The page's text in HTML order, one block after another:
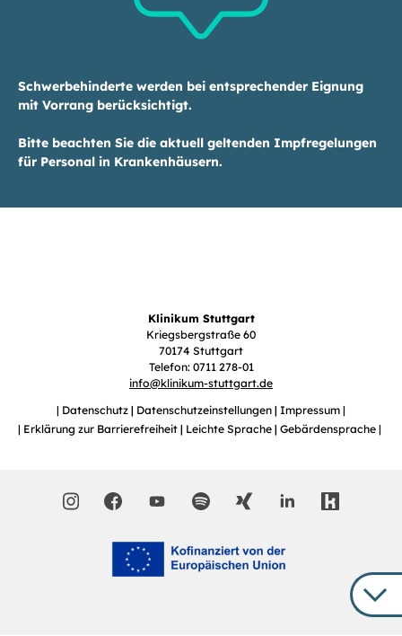
Schwerbehinderte werden bei entsprechender Eignung
mit Vorrang berücksichtigt.
Bitte beachten Sie die aktuell geltenden Impfregelungen
für Personal in Krankenhäusern.
Klinikum Stuttgart
Kriegsbergstraße 60
70174 Stuttgart
Telefon: 0711 278-01
info@klinikum-stuttgart.de
Datenschutz
Datenschutzeinstellungen Impressum
Erklärung zur Barrierefreiheit
Leichte Sprache Gebärdensprache